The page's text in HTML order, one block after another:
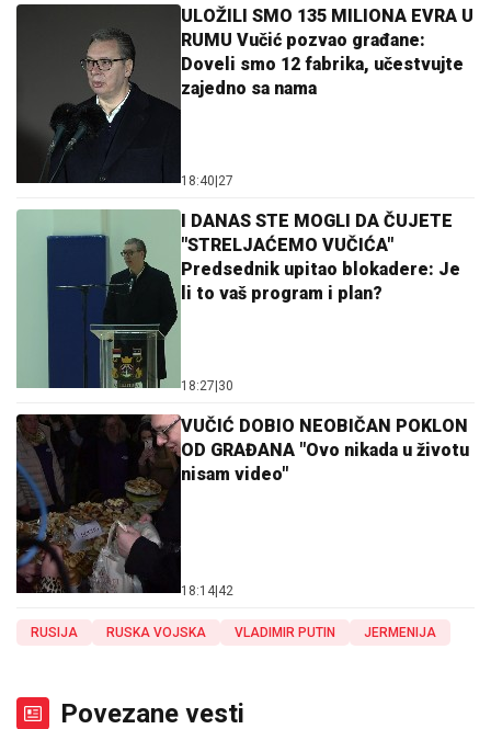
ULOŽILI SMO 135 MILIONA EVRA U
RUMU Vučić pozvao građane:
Doveli smo 12 fabrika, učestvujte
zajedno sa nama
18:40 27
I DANAS STE MOGLI DA ČUJETE
"STRELJAĆEMO VUČIĆA"
Predsednik upitao blokadere: Je
li to vaš program i plan?
18:27 30
VUČIĆ DOBIO NEOBIČAN POKLON
OD GRAĐANA "Ovo nikada u životu
nisam video"
18:14 42
RUSIJA RUSKA VOJSKA VLADIMIR PUTIN JERMENIJA
Povezane vesti